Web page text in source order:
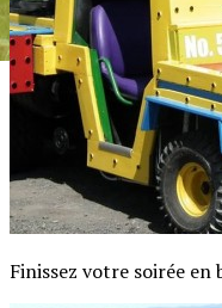
Finissez votre soirée